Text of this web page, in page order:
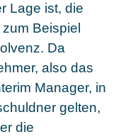
Lage ist, die
Beispiel
Da
also das
Manager, in
gelten,
die